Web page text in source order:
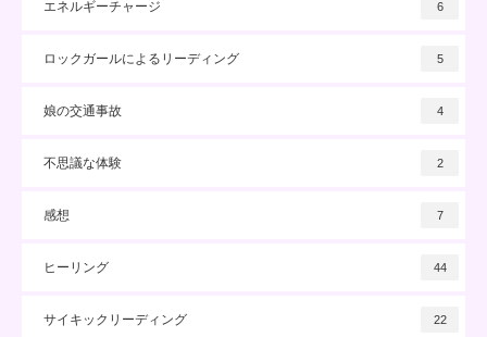
エネルギーチャージ 6
ロックガールによるリーディング 5
娘の交通事故 4
不思議な体験 2
感想 7
ヒーリング 44
サイキックリーディング 22